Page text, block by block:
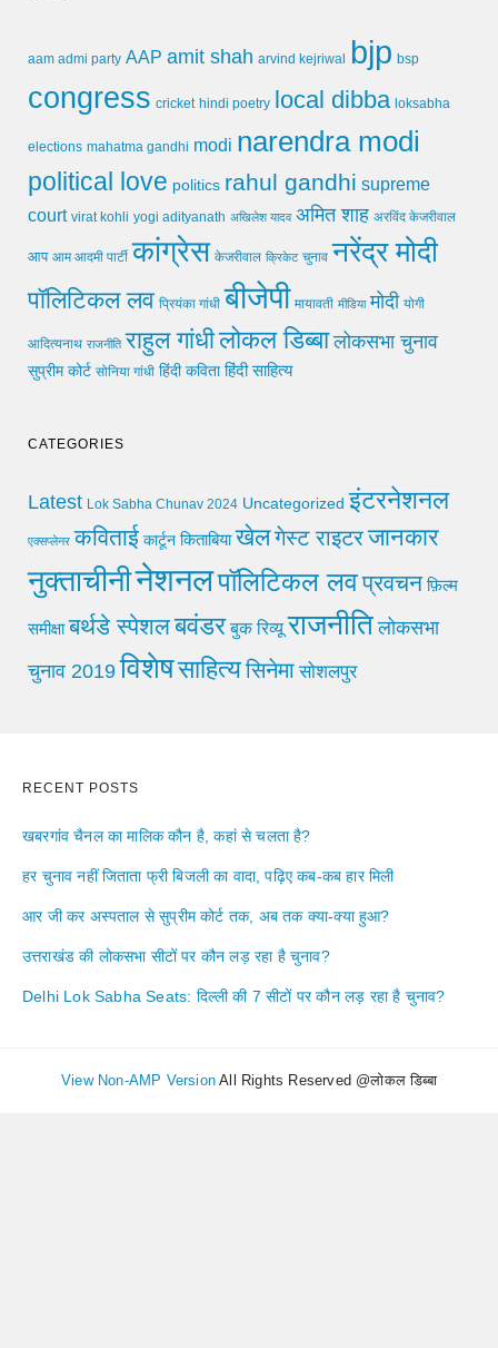
aam admi party AAP amit shah arvind kejriwal bjp bsp
congress cricket hindi poetry local dibba loksabha
elections mahatma gandhi modi narendra modi
political love politics rahul gandhi supreme
court virat kohli yogi adityanath अखिलेश यादव अमित शाह अरविंद केजरीवाल
आप आम आदमी पार्टी कांग्रेस केजरीवाल क्रिकेट चुनाव नरेंद्र मोदी
पॉलिटिकल लव प्रियंका गांधी बीजेपी मायावती मीडिया मोदी योगी
आदित्यनाथ राजनीति राहुल गांधीलोकल डिब्बा लोकसभा चुनाव
सुप्रीम कोर्ट सोनिया गांधी हिंदी कविता हिंदी साहित्य
CATEGORIES
Latest Lok Sabha Chunav 2024 Uncategorized इंटरनेशनल
एक्सप्लेनर कविताई कार्टून किताबिया खेलगेस्ट राइटरजानकार
नुक्ताचीनीनेशनलपॉलिटिकल लवप्रवचन फ़िल्म
समीक्षा बर्थडे स्पेशलबवंडर बुक रिव्यू राजनीति लोकसभा
चुनाव 2019 विशेषसाहित्यसिनेमा सोशलपुर
RECENT POSTS
खबरगांव चैनल का मालिक कौन है, कहां से चलता है?
हर चुनाव नहीं जिताता फ्री बिजली का वादा, पढ़िए कब-कब हार मिली
आर जी कर अस्पताल से सुप्रीम कोर्ट तक, अब तक क्या-क्या हुआ?
उत्तराखंड की लोकसभा सीटों पर कौन लड़ रहा है चुनाव?
Delhi Lok Sabha Seats: दिल्ली की 7 सीटों पर कौन लड़ रहा है चुनाव?
View Non-AMP Version All Rights Reserved @लोकल डिब्बा